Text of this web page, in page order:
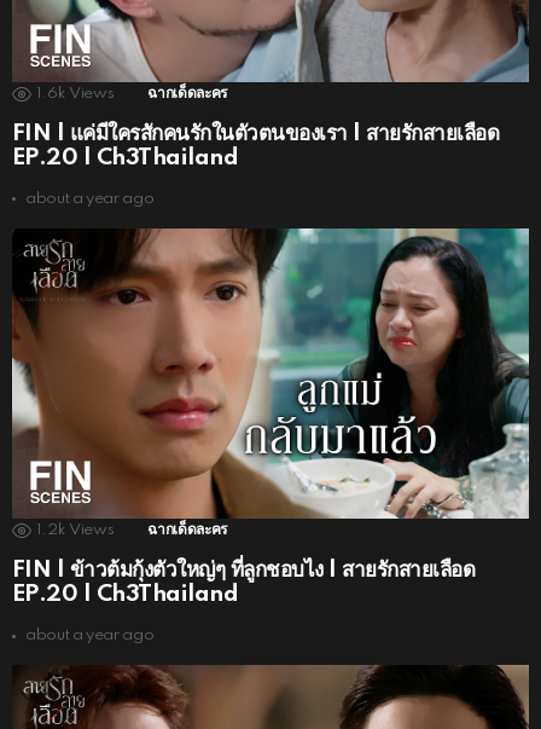
1.6k Views ฉากเด็ดละคร
FIN | แค่มีใครสักคนรักในตัวตนของเรา | สายรักสายเลือด
EP.20 | Ch3Thailand
about a year ago
1.2k Views ฉากเด็ดละคร
FIN | ข้าวต้มกุ้งตัวใหญ่ๆ ที่ลูกชอบไง | สายรักสายเลือด
EP.20 | Ch3Thailand
about a year ago